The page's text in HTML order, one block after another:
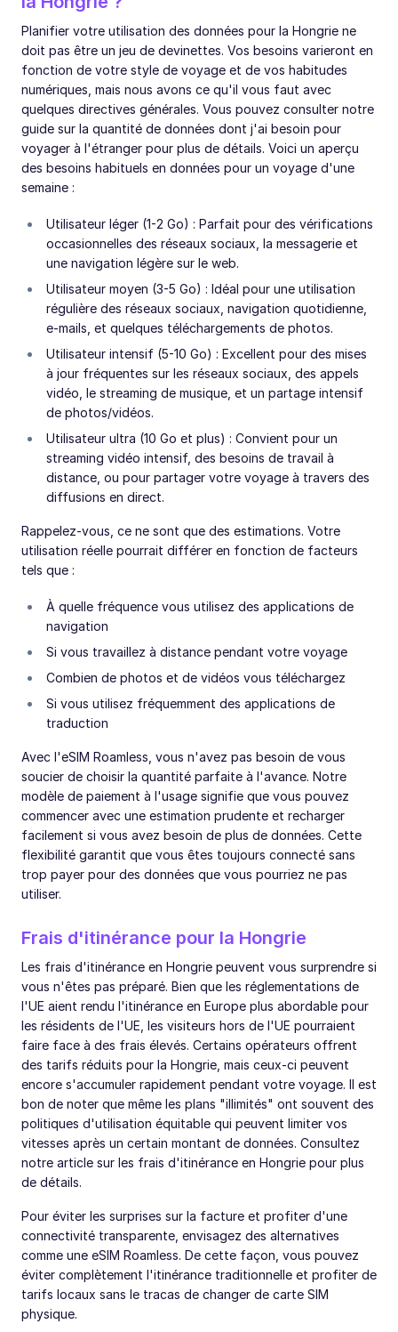
Planifier votre utilisation des données pour la Hongrie ne
doit pas être un jeu de devinettes. Vos besoins varieront en
fonction de votre style de voyage et de vos habitudes
numériques, mais nous avons ce qu'il vous faut avec
quelques directives générales. Vous pouvez consulter notre
guide sur la quantité de données dont j'ai besoin pour
voyager à l'étranger pour plus de détails. Voici un aperçu
des besoins habituels en données pour un voyage d'une
semaine :
Utilisateur léger (1-2 Go) : Parfait pour des vérifications
occasionnelles des réseaux sociaux, la messagerie et
une navigation légère sur le web.
Utilisateur moyen (3-5 Go) : Idéal pour une utilisation
régulière des réseaux sociaux, navigation quotidienne,
e-mails, et quelques téléchargements de photos.
Utilisateur intensif (5-10 Go) : Excellent pour des mises
à jour fréquentes sur les réseaux sociaux, des appels
vidéo, le streaming de musique, et un partage intensif
de photos/vidéos.
Utilisateur ultra (10 Go et plus) : Convient pour un
streaming vidéo intensif, des besoins de travail à
distance, ou pour partager votre voyage à travers des
diffusions en direct.
Rappelez-vous, ce ne sont que des estimations. Votre
utilisation réelle pourrait différer en fonction de facteurs
tels que :
À quelle fréquence vous utilisez des applications de
navigation
Si vous travaillez à distance pendant votre voyage
Combien de photos et de vidéos vous téléchargez
Si vous utilisez fréquemment des applications de
traduction
Avec l'eSIM Roamless, vous n'avez pas besoin de vous
soucier de choisir la quantité parfaite à l'avance. Notre
modèle de paiement à l'usage signifie que vous pouvez
commencer avec une estimation prudente et recharger
facilement si vous avez besoin de plus de données. Cette
flexibilité garantit que vous êtes toujours connecté sans
trop payer pour des données que vous pourriez ne pas
utiliser.
Frais d'itinérance pour la Hongrie
Les frais d'itinérance en Hongrie peuvent vous surprendre si
vous n'êtes pas préparé. Bien que les réglementations de
l'UE aient rendu l'itinérance en Europe plus abordable pour
les résidents de l'UE, les visiteurs hors de l'UE pourraient
faire face à des frais élevés. Certains opérateurs offrent
des tarifs réduits pour la Hongrie, mais ceux-ci peuvent
encore s'accumuler rapidement pendant votre voyage. Il est
bon de noter que même les plans "illimités" ont souvent des
politiques d'utilisation équitable qui peuvent limiter vos
vitesses après un certain montant de données. Consultez
notre article sur les frais d'itinérance en Hongrie pour plus
de détails.
Pour éviter les surprises sur la facture et profiter d'une
connectivité transparente, envisagez des alternatives
comme une eSIM Roamless. De cette façon, vous pouvez
éviter complètement l'itinérance traditionnelle et profiter de
tarifs locaux sans le tracas de changer de carte SIM
physique.